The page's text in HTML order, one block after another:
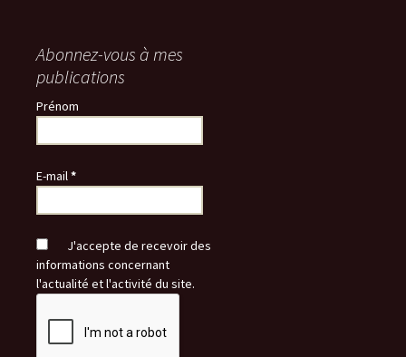
Abonnez-vous à mes
publications
Prénom
E-mail*
J'accepte de recevoir des
informations concernant
l'actualité et l'activité du site.